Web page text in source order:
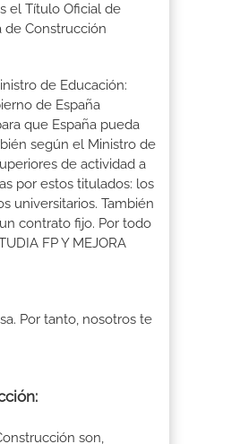
el Título Oficial de
de Construcción
de Educación:
de España
que España pueda
según el Ministro de
de actividad a
por estos titulados: los
universitarios. También
contrato fijo. Por todo
FP Y MEJORA
Por tanto, nosotros te
son,